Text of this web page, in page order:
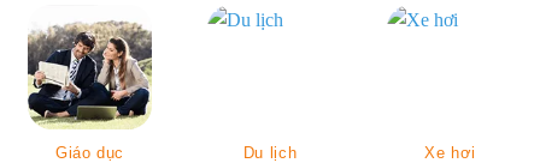
Giáo dục Du lịch Xe hơi